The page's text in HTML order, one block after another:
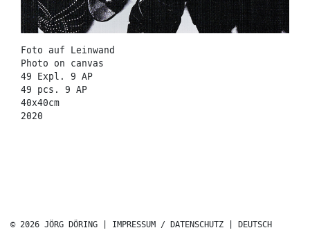
Foto auf Leinwand
Photo on canvas
49 Expl. 9 AP
49 pcs. 9 AP
40x40cm
2020
© 2026 JÖRG DÖRING | IMPRESSUM / DATENSCHUTZ DEUTSCH